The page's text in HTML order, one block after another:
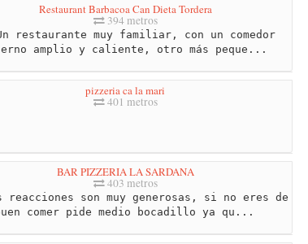
Restaurant Barbacoa Can Dieta Tordera
394 metros
restaurante muy familiar, con un comedor
amplio y caliente, otro más peque...
pizzeria ca la mari
401 metros
BAR PIZZERIA LA SARDANA
403 metros
reacciones son muy generosas, si no eres de
comer pide medio bocadillo ya qu...